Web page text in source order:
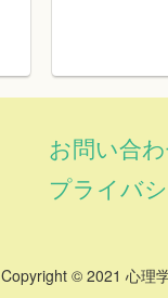
お問い合
プライバ
Copyright © 2021 心理